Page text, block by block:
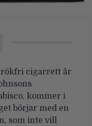
rökfri cigarrett år
kommer i
börjar med en
som inte vill